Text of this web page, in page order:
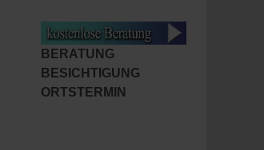
BERATUNG
BESICHTIGUNG
ORTSTERMIN